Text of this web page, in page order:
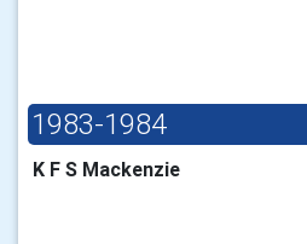
1983-1984
K F S Mackenzie